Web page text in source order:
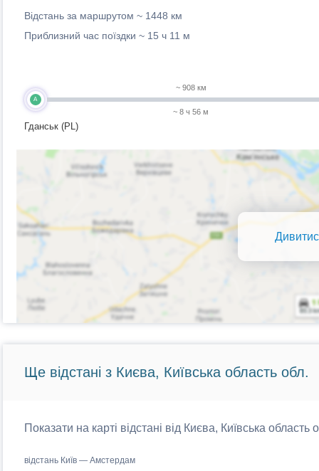
Відстань за маршрутом ~ 1448 км
Приблизний час поїздки ~ 15 ч 11 м
A
Гданськ (PL)
~ 908 км
~ 8 ч 56 м
Ще відстані з Києва, Київська область обл.
Показати на карті відстані від Києва, Київська
відстань Київ — Амстердам